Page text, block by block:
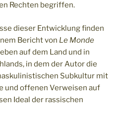
Rechten begriffen.
dieser Entwicklung finden
Bericht von Le Monde
auf dem Land und in
in dem der Autor die
Subkultur mit
und offenen Verweisen auf
Ideal der rassischen